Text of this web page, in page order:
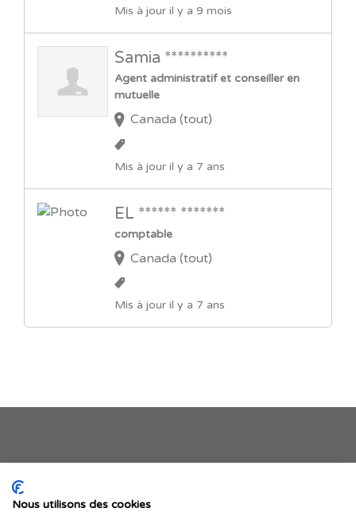
Mis à jour il y a 9 mois
Samia **********
Agent administratif et conseiller en
mutuelle
Canada (tout)
Mis à jour il y a 7 ans
EL ****** *******
comptable
Canada (tout)
Mis à jour il y a 7 ans
Je publie mon offre
Nous utilisons des cookies